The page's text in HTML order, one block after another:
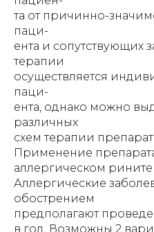
та от причинно-
паци-
ента и сопутствующих
терапии
осуществляется
паци-
ента, однако можно
различных
схем терапии
Применение
аллергическом рините
Аллергические
обострением
предполагают
в год. Возможны 2